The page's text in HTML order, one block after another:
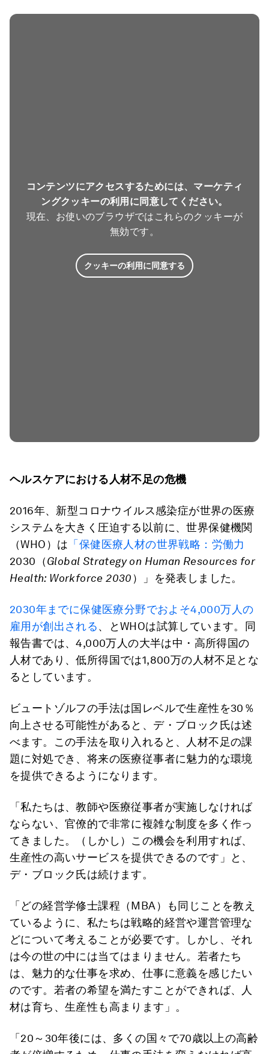
コンテンツにアクセスするためには、マーケティ
ングクッキーの利用に同意してください。
現在、お使いのブラウザではこれらのクッキーが
無効です。
クッキーの利用に同意する
ヘルスケアにおける人材不足の危機
2016年、新型コロナウイルス感染症が世界の医療
システムを大きく圧迫する以前に、世界保健機関
（WHO）は 「保健医療人材の世界戦略：労働力
2030（Global Strategy on Human Resources for
Health: Workforce 2030 ）」を発表しました。
2030年までに保健医療分野でおよそ4,000万人の
雇用が創出される、とWHOは試算しています。同
報告書では、4,000万人の大半は中・高所得国の
人材であり、低所得国では1,800万の人材不足とな
るとしています。
ビュートゾルフの手法は国レベルで生産性を30％
向上させる可能性があると、デ・ブロック氏は述
べます。この手法を取り入れると、人材不足の課
題に対処でき、将来の医療従事者に魅力的な環境
を提供できるようになります。
「私たちは、教師や医療従事者が実施しなければ
ならない、官僚的で非常に複雑な制度を多く作っ
てきました。（しかし）この機会を利用すれば、
生産性の高いサービスを提供できるのです」と、
デ・ブロック氏は続けます。
「どの経営学修士課程（MBA）も同じことを教え
ているように、私たちは戦略的経営や運営管理な
どについて考えることが必要です。しかし、それ
は今の世の中には当てはまりません。若者たち
は、魅力的な仕事を求め、仕事に意義を感じたい
のです。若者の希望を満たすことができれば、人
材は育ち、生産性も高まります」。
「20～30年後には、多くの国々で70歳以上の高齢